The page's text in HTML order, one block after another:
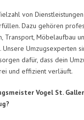
von
Dazu gehören
Transport, Möbelaufbau
Unsere Umzugsexperten
dafür, dass dein
und effizient verläuft.
Vogel St.